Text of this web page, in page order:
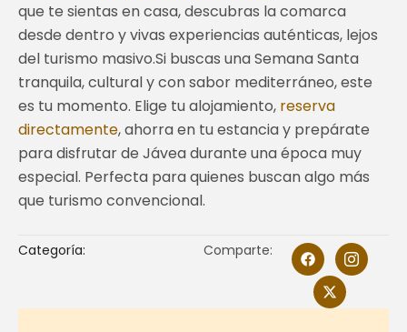
que te sientas en casa, descubras la comarca
desde dentro y vivas experiencias auténticas, lejos
del turismo masivo.Si buscas una Semana Santa
tranquila, cultural y con sabor mediterráneo, este
es tu momento. Elige tu alojamiento, reserva
directamente, ahorra en tu estancia y prepárate
para disfrutar de Jávea durante una época muy
especial. Perfecta para quienes buscan algo más
que turismo convencional.
Categoría: Comparte: